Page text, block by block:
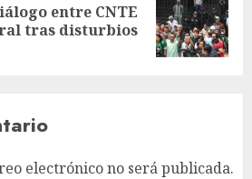
entre CNTE
tras disturbios
electrónico no será publicada.